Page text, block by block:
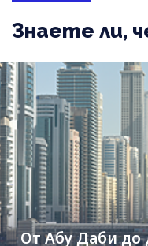
Знаете ли,
От Абу Даби до